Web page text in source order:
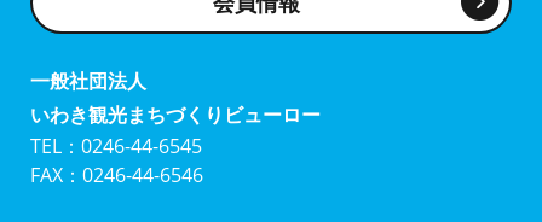
一般社団法人
いわき観光まちづくりビューロー
TEL：0246-44-6545
FAX：0246-44-6546